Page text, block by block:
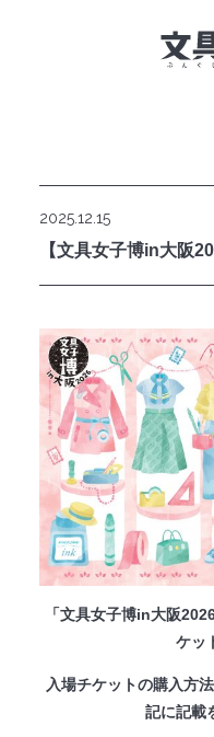
ア
SHARE ME!
2025.12.15
【文具女子博in大阪
「文具女子博in大阪
ケッ
入場チケットの購入方
記に記載